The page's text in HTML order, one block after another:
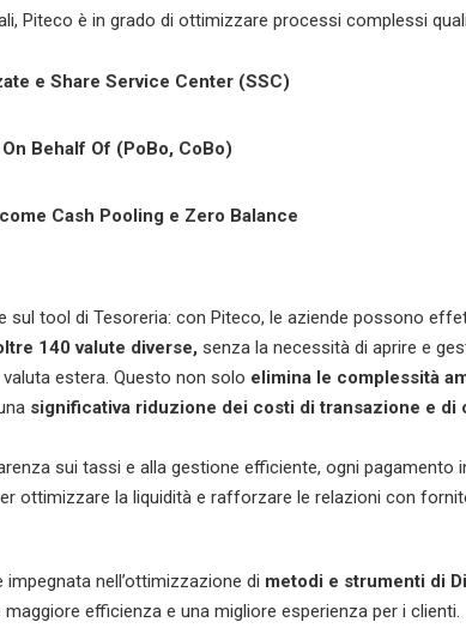
Piteco è in grado di ottimizzare processi complessi
e Share Service Center (SSC)
Behalf Of (PoBo, CoBo)
Cash Pooling e Zero Balance
sul tool di Tesoreria: con Piteco, le aziende possono
140 valute diverse, senza la necessità di aprire e
estera. Questo non solo elimina le complessità
significativa riduzione dei costi di transazione e di
sui tassi e alla gestione efficiente, ogni pagamento
ottimizzare la liquidità e rafforzare le relazioni con
nell’ottimizzazione di metodi e strumenti di
maggiore efficienza e una migliore esperienza per i clienti.